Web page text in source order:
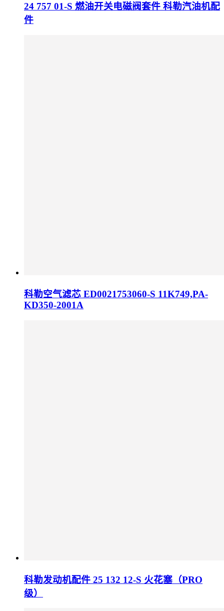
24 757 01-S 燃油开关电磁阀套件 科勒汽油机配
件
科勒空气滤芯 ED0021753060-S 11K749,PA-
KD350-2001A
科勒发动机配件 25 132 12-S 火花塞（PRO
级）